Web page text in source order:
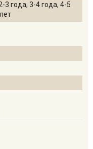
3 года, 3-4 года, 4-5